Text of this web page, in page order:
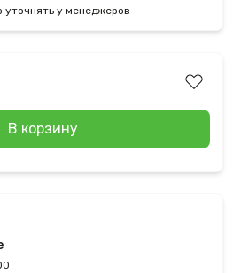
уточнять у менеджеров
В корзину